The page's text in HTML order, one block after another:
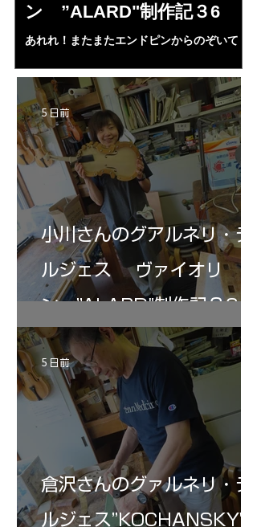
ン ”ALARD"制作記３6
あれれ！またまたエンドピンからのぞいて
ペーパー１００゜で徹底して削る。やっと光
が消えた。にかわで再度閉じる。消えた――
の小川さんの笑顔が満開となる・・。いよい
よ来週からニス塗りか？
小川さんのグアルネリ・デ
ルジェス ヴァイオリ
ン ”ALARD"制作記３6
5 日前
倉沢さんのグァルネリ・デ
ルジェス”KOCHANSKY"制
5 日前